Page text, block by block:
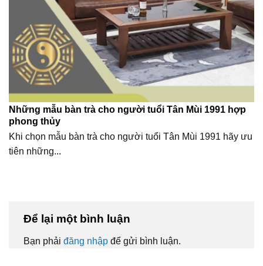
Những mẫu bàn trà cho người tuổi Tân Mùi 1991 hợp
phong thủy
Khi chọn mẫu bàn trà cho người tuổi Tân Mùi 1991 hãy ưu
tiên những...
Để lại một bình luận
Bạn phải đăng nhập để gửi bình luận.